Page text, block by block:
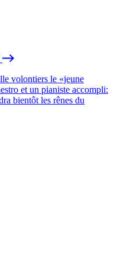
volontiers le «jeune
et un pianiste accompli:
bientôt les rênes du